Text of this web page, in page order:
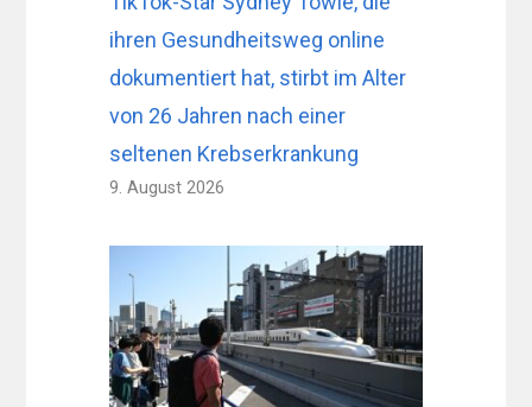
ihren Gesundheitsweg online
dokumentiert hat, stirbt im Alter
von 26 Jahren nach einer
seltenen Krebserkrankung
9. August 2026